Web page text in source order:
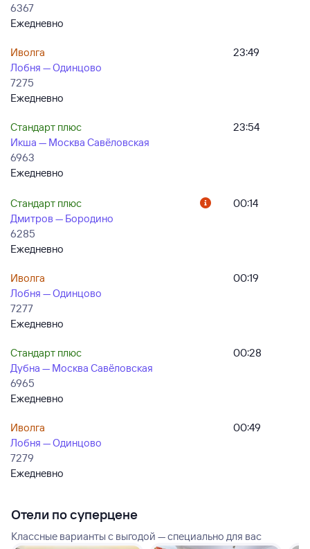
6367
Ежедневно
Иволга
Лобня — Одинцово
7275
Ежедневно
23:49
Стандарт плюс
Икша — Москва Савёловская
6963
Ежедневно
23:54
Стандарт плюс
Дмитров — Бородино
6285
Ежедневно
00:14
Иволга
Лобня — Одинцово
7277
Ежедневно
00:19
Стандарт плюс
Дубна — Москва Савёловская
6965
Ежедневно
00:28
Иволга
Лобня — Одинцово
7279
Ежедневно
00:49
Отели по суперцене
Классные варианты с выгодой — специально для вас